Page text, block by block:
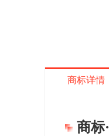
商标详情
商标·